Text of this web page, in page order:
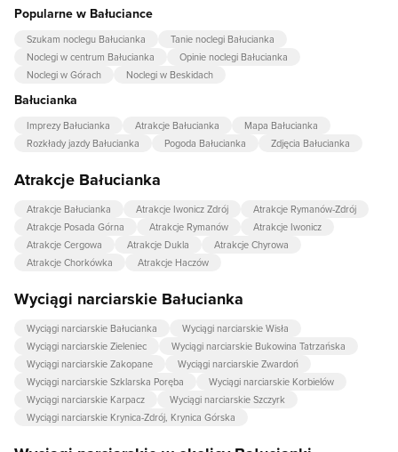
Popularne w Bałuciance
Szukam noclegu Bałucianka
Tanie noclegi Bałucianka
Noclegi w centrum Bałucianka
Opinie noclegi Bałucianka
Noclegi w Górach
Noclegi w Beskidach
Bałucianka
Imprezy Bałucianka Atrakcje Bałucianka
Mapa Bałucianka
Rozkłady jazdy Bałucianka
Pogoda Bałucianka Zdjęcia Bałucianka
Atrakcje Bałucianka
Atrakcje Bałucianka Atrakcje Iwonicz Zdrój
Atrakcje Rymanów-Zdrój
Atrakcje Posada Górna
Atrakcje Rymanów
Atrakcje Iwonicz
Atrakcje Cergowa
Atrakcje Dukla
Atrakcje Chyrowa
Atrakcje Chorkówka
Atrakcje Haczów
Wyciągi narciarskie Bałucianka
Wyciągi narciarskie Bałucianka
Wyciągi narciarskie Wisła
Wyciągi narciarskie Zieleniec
Wyciągi narciarskie Bukowina Tatrzańska
Wyciągi narciarskie Zakopane
Wyciągi narciarskie Zwardoń
Wyciągi narciarskie Szklarska Poręba
Wyciągi narciarskie Korbielów
Wyciągi narciarskie Karpacz
Wyciągi narciarskie Szczyrk
Wyciągi narciarskie Krynica-Zdrój, Krynica Górska